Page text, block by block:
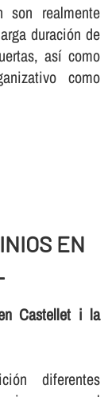
son realmente
duración de
así­ como
como
EN
Castellet i la
diferentes